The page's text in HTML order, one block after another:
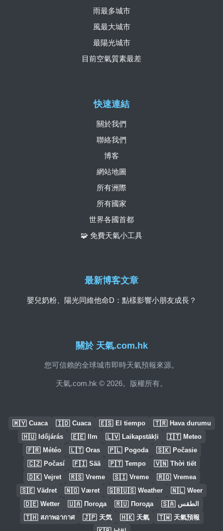
關於 天氣.com.hk
您可信賴的全球城市即時天氣預報來源。
天氣.com.hk © 2026。版權所有。
快速連結
關於我們
聯絡我們
博客
網站地圖
所有洲際
所有國家
世界各國首都
🧩 免費天氣小工具
雨最多城市
風最大城市
最陽光城市
目前空氣質素最差
最新博客文章
嬰兒奶粉、陽光同維他命D：點樣影響小朋友成長？
🇲🇾 Cuaca 🇮🇩 Cuaca 🇪🇸 El tiempo 🇹🇷 Hava durumu
🇭🇺 Időjárás 🇪🇪 Ilm 🇱🇻 Laikapstākļi 🇮🇹 Meteo
🇫🇷 Météo 🇱🇹 Oras 🇵🇱 Pogoda 🇸🇰 Počasie
🇨🇿 Počasí 🇫🇮 Sää 🇵🇹 Tempo 🇻🇳 Thời tiết
🇩🇰 Vejret 🇷🇸 Vreme 🇸🇮 Vreme 🇷🇴 Vremea
🇸🇪 Vädret 🇳🇴 Været 🇬🇧🇺🇸 Weather 🇳🇱 Weer
🇩🇪 Wetter 🇺🇦 Погода 🇷🇺 Погода 🇸🇦 الطقس
🇹🇭 สภาพอากาศ 🇯🇵 天気 🇭🇰 天氣 🇹🇼 天氣預報